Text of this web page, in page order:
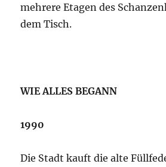
mehrere Etagen des
dem Tisch.
WIE ALLES BEGANN
1990
Die Stadt kauft die alte